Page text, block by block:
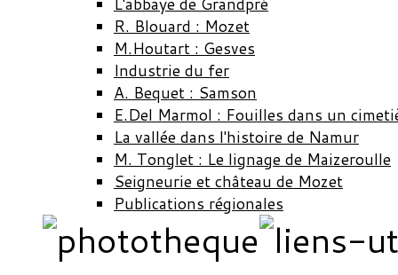
R. Blouard : Mozet
M.Houtart : Gesves
Industrie du fer
A. Bequet : Samson
E.Del Marmol : Fouilles dans un
La vallée dans l'histoire de Namur
M. Tonglet : Le lignage de Maizeroulle
Seigneurie et château de Mozet
Publications régionales